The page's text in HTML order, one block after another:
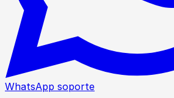
WhatsApp soporte